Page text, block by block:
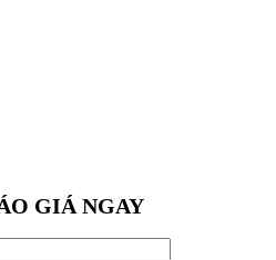
GIÁ NGAY